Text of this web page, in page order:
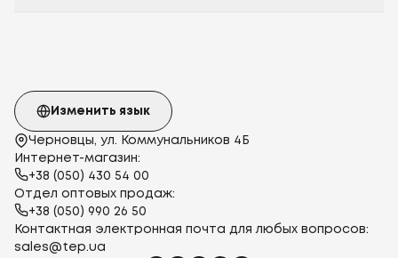
Черновцы, ул. Коммунальников 4Б
Интернет-магазин:
+38 (050) 430 54 00
Отдел оптовых продаж:
+38 (050) 990 26 50
Контактная электронная почта для любых вопросов:
sales@tep.ua
Изменить язык